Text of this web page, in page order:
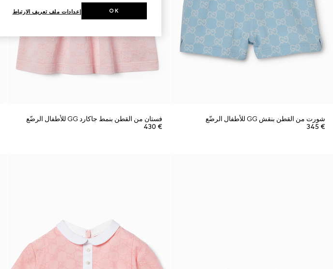
شورت من القطن بنقش GG للأطفال الرضّع
€ 345
فستان من القطن بنمط جاكارد GG للأطفال الرضّع
€ 430
إعدادات ملف تعريف الارتباط OK